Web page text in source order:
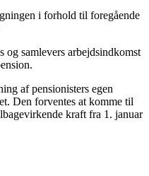
i forhold til foregående
samlevers arbejdsindkomst
af pensionisters egen
Den forventes at komme til
kraft fra 1. januar